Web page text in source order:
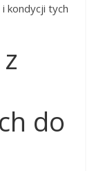
kondycji tych
do